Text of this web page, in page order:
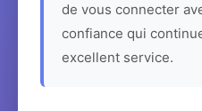
de vous connecter
confiance qui
excellent service.